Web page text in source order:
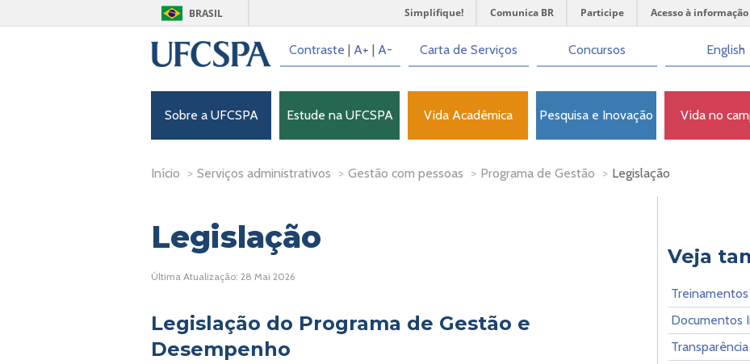
BRASIL Simplifique! Comunica BR Participe Acesso à informação
Contraste | A+ | A- Carta de Serviços Concursos English
Sobre a UFCSPA Estude na UFCSPA Vida Acadêmica Pesquisa e Inovação Vida no
Início > Serviços administrativos > Gestão com pessoas > Programa de Gestão > Legislação
Legislação
Última Atualização: 28 Mai 2026
Legislação do Programa de Gestão e
Desempenho
Veja
Documentos
Transparência